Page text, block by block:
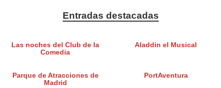
Entradas destacadas
Las noches del Club de la
Comedia
Aladdin el Musical
Parque de Atracciones de
Madrid
PortAventura